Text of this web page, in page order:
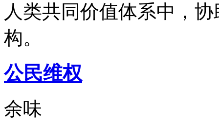
人类共同价值体系中，
构。
公民维权
余味